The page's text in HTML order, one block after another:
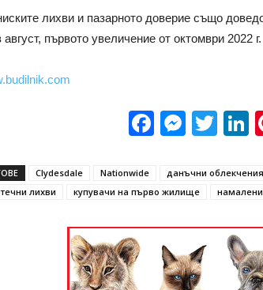
лихви и пазарното доверие също
август, първото увеличение от октомври 2022 г.
Clydesdale Nationwide данъчни облекчения
лихви
купувачи на първо жилище